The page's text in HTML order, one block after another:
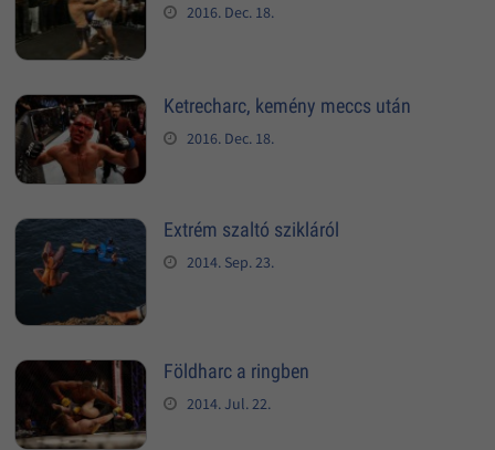
2016. Dec. 18.
Ketrecharc, kemény meccs után
2016. Dec. 18.
Extrém szaltó szikláról
2014. Sep. 23.
Földharc a ringben
2014. Jul. 22.